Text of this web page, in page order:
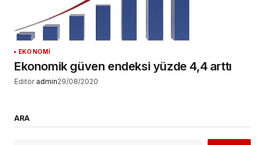
EKONOMİ
Ekonomik güven endeksi yüzde 4,4 arttı
Editör admin29/08/2020
ARA